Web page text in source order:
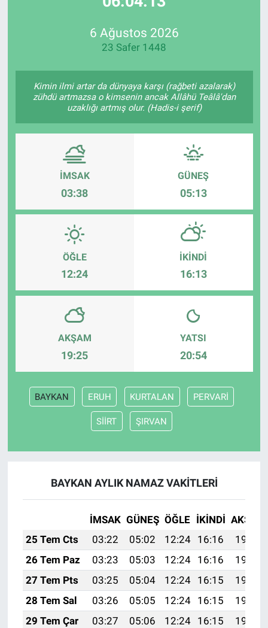
6 Ağustos 2026
23 Safer 1448
Kimin ilmi artar da dünyaya karşı (rağbeti azalarak)
zühdü artmazsa o kimsenin ancak Allâhü Teâlâ'dan
uzaklığı artmış olur. (Hadis-i şerif)
İMSAK
03:38
GÜNEŞ
05:13
ÖĞLE
12:24
İKINDI
16:13
AKŞAM
19:25
YATSI
20:54
BAYKAN ERUH KURTALAN PERVARİ
SİİRT ŞIRVAN
BAYKAN AYLIK NAMAZ VAKITLERI
İMSAK GÜNEŞ ÖĞLE İKINDI AKŞAM
25 Tem Cts
03:22 05:02 12:24 16:16
19:37
26 Tem Paz
03:23 05:03 12:24 16:16
19:36
27 Tem Pts
03:25 05:04 12:24 16:15
19:35
28 Tem Sal
03:26 05:05 12:24 16:15
19:34
29 Tem Çar
03:27 05:06 12:24 16:15
19:33
Özel Haberler
Erişim Bilgileri
Sağlık
Ramazan